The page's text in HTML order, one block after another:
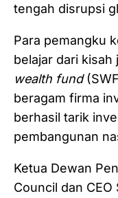
tengah disrupsi
Para pemangku
belajar dari kisah
wealth fund
beragam firma
berhasil tarik
pembangunan
Ketua Dewan
Council dan CEO